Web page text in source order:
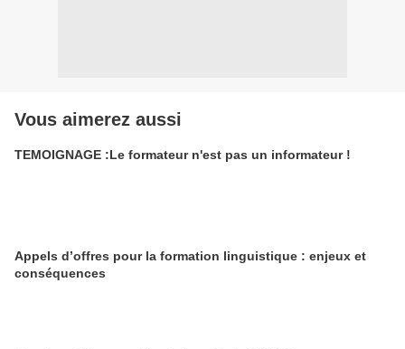
Vous aimerez aussi
TEMOIGNAGE :Le formateur n'est pas un informateur !
Appels d’offres pour la formation linguistique : enjeux et
conséquences